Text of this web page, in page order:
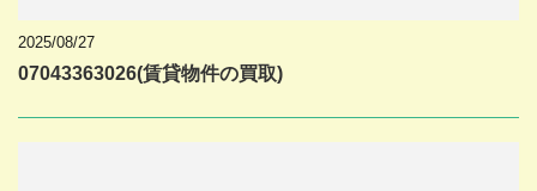
2025/08/27
07043363026(賃貸物件の買取)